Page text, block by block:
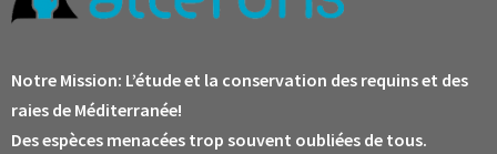
Notre Mission: L’étude et la conservation des requins et des
raies de Méditerranée!
Des espèces menacées trop souvent oubliées de tous.